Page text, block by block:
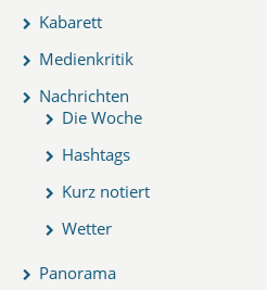
Kabarett
Medienkritik
Nachrichten
Die Woche
Hashtags
Kurz notiert
Wetter
Panorama